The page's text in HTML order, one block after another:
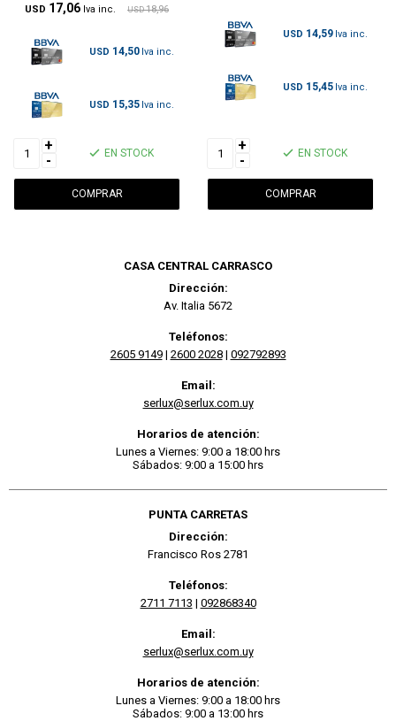
USD 17,06 USD 18,96
USD 14,50
USD 15,35
+
-
EN STOCK
USD 14,59
USD 15,45
+
-
EN STOCK
CASA CENTRAL CARRASCO
Dirección:
Av. Italia 5672
Teléfonos:
2605 9149| 2600 2028| 092792893
Email:
serlux@serlux.com.uy
Horarios de atención:
Lunes a Viernes: 9:00 a 18:00 hrs
Sábados: 9:00 a 15:00 hrs
PUNTA CARRETAS
Dirección:
Francisco Ros 2781
Teléfonos:
2711 7113 | 092868340
Email:
serlux@serlux.com.uy
Horarios de atención:
Lunes a Viernes: 9:00 a 18:00 hrs
Sábados: 9:00 a 13:00 hrs